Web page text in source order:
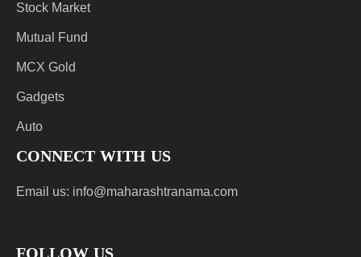
Stock Market
Mutual Fund
MCX Gold
Gadgets
Auto
CONNECT WITH US
Email us: info@maharashtranama.com